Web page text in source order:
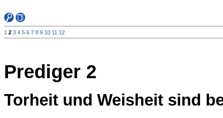
1 2 3 4 5 6 7 8 9 10 11 12
Prediger 2
Torheit und Weisheit sind